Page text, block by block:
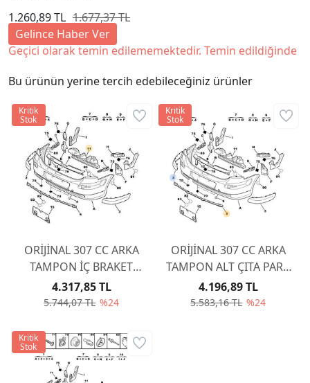
1.260,89 TL 1.677,37 TL
Gelince Haber Ver
Geçici olarak temin edilememektedir. Temin edildiğinde
Bu ürünün yerine tercih edebileceğiniz ürünler
ORİJİNAL 307 CC ARKA
TAMPON İÇ BRAKET
TAKIMI 741658
5.744,07 TL %24
4.317,85 TL
Kritik
Stok
ORİJİNAL 307 CC ARKA
TAMPON ALT ÇITA PARK
SENSÖRSÜZ 7452Z1
5.583,16 TL %24
4.196,89 TL
Kritik
Stok
Kritik
Stok